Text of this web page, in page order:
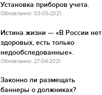
Установка приборов учета.
Обновленно: 03-05-2021
Истина жизни — «В России нет
здоровых, есть только
недообследованные».
Обновленно: 27-04-2021
Законно ли размещать
баннеры о должниках?